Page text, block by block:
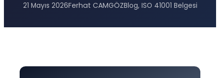
21 Mayıs 2026Ferhat CAMGÖZBlog, ISO 41001 Belgesi